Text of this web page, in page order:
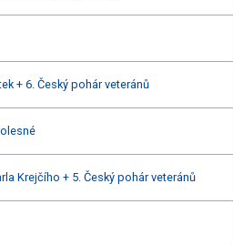
+ 6. Český pohár veteránů
Krejčího + 5. Český pohár veteránů